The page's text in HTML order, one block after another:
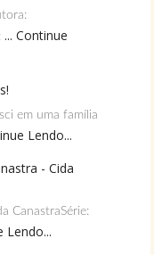
... Continue
em uma família
Lendo...
- Cida
CanastraSérie:
Lendo...